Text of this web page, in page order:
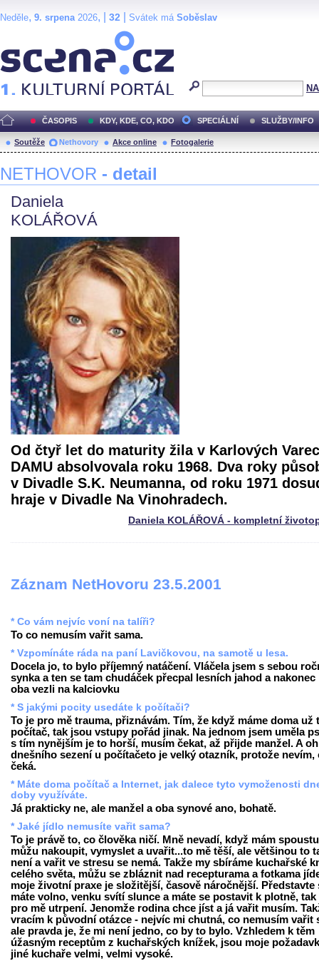
Neděle, 9. srpena2026, | 32 Svátek má Soběslav
ČASOPIS KDY, KDE, CO, KDO SPECIÁLNÍ SLUŽBY/INFO
Soutěže Nethovory Akce online Fotogalerie
NETHOVOR - detail
Daniela
KOLÁŘOVÁ
Od čtyř let do maturity žila v Karlových
DAMU absolvovala roku 1968. Dva roky
v Divadle S.K. Neumanna, od roku 1971
hraje v Divadle Na Vinohradech.
Daniela KOLÁŘOVÁ - kompletní
Záznam NetHovoru 23.5.2001
* Co vám nejvíc voní na talíři?
To co nemusím vařit sama.
* Vzpomínáte ráda na paní Lavičkovou, na samotě u lesa.
Docela jo, to bylo příjemný natáčení. Vláčela jsem s sebou
synka a ten se tam chudáček přecpal lesních jahod a nakonec
oba vezli na kalciovku
* S jakými pocity usedáte k počítači?
To je pro mě trauma, přiznávám. Tím, že když máme doma už
počítač, tak jsou vstupy pořád jinak. Na jednom jsem uměla
s tím nynějším je to horší, musím čekat, až přijde manžel. A
dnešního sezení u počítačeto je velký otazník, protože nevím,
čeká.
* Máte doma počítač a Internet, jak dalece tyto vymoženosti
doby využíváte.
Já prakticky ne, ale manžel a oba synové ano, bohatě.
* Jaké jídlo nemusíte vařit sama?
To je právě to, co člověka ničí. Mně nevadí, když mám
můžu nakoupit, vymyslet a uvařit...to mě těší, ale většinou to
není a vařit ve stresu se nemá. Takže my sbíráme kuchařské
celého světa, můžu se zbláznit nad recepturama a fotkama
moje životní praxe je složitější, časově náročnější. Představte
máte volno, venku svítí slunce a máte se postavit k plotně, tak
pro mě utrpení. Jenomže rodina chce jíst a já vařit musím.
vracím k původní otázce - nejvíc mi chutná, co nemusím vařit
ale pravda je, že mi není jedno, co by to bylo. Vzhledem k těm
úžasným receptům z kuchařských knížek, jsou moje
jiné kuchaře velmi, velmi vysoké.